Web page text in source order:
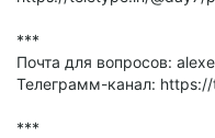
***
Почта для вопросов:
Телеграмм-канал: https://
***